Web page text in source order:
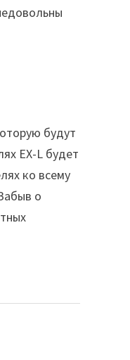
будут
EX-L будет
ко всему
о